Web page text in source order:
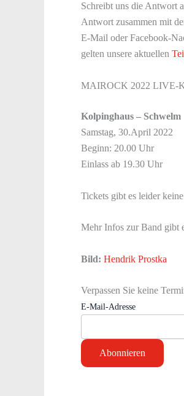
Schreibt uns die Antwort
Antwort zusammen mit
E-Mail oder Facebook-
gelten unsere aktuellen
MAIROCK 2022 LIVE-
Kolpinghaus – Schwelm
Samstag, 30.April 2022
Beginn: 20.00 Uhr
Einlass ab 19.30 Uhr
Tickets gibt es leider
Mehr Infos zur Band gibt
Bild: Hendrik Prostka
Verpassen Sie keine
E-Mail-Adresse